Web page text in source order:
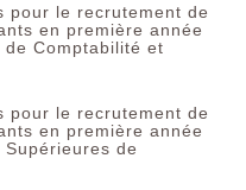
pour le recrutement de
en première année
de Comptabilité et
pour le recrutement de
en première année
Supérieures de